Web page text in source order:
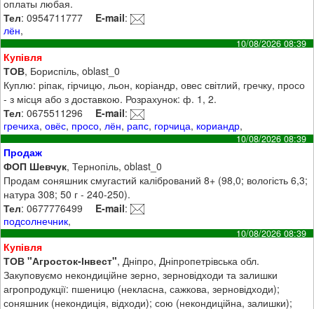
оплаты любая.
Тел: 0954711777 E-mail:
лён,
10/08/2026 08:39
Купівля
ТОВ, Бориспіль, oblast_0
Куплю: ріпак, гірчицю, льон, коріандр, овес світлий, гречку, просо
- з місця або з доставкою. Розрахунок: ф. 1, 2.
Тел: 0675511296 E-mail:
гречиха,овёс, просо,лён, рапс, горчица, кориандр,
10/08/2026 08:39
Продаж
ФОП Шевчук, Тернопіль, oblast_0
Продам соняшник смугастий калібрований 8+ (98,0; вологість 6,3;
натура 308; 50 г - 240-250).
Тел: 0677776499 E-mail:
подсолнечник,
10/08/2026 08:39
Купівля
ТОВ "Агросток-Інвест", Дніпро, Дніпропетрівська обл.
Закуповуємо некондиційне зерно, зерновідходи та залишки
агропродукції: пшеницю (некласна, сажкова, зерновідходи);
соняшник (некондиція, відходи); сою (некондиційна, залишки);